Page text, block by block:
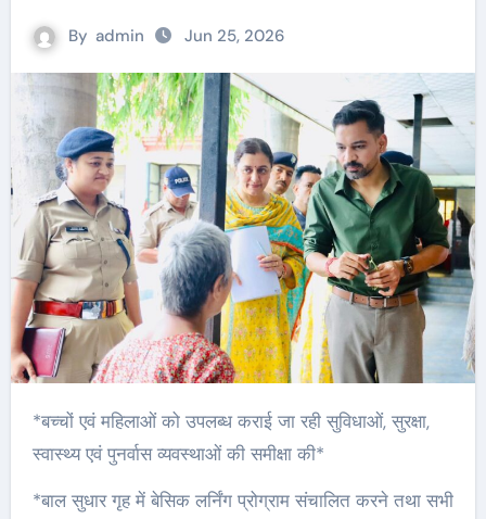
By admin Jun 25, 2026
*बच्चों एवं महिलाओं को उपलब्ध कराई जा रही सुविधाओं, सुरक्षा,
स्वास्थ्य एवं पुनर्वास व्यवस्थाओं की समीक्षा की*
*बाल सुधार गृह में बेसिक लर्निंग प्रोग्राम संचालित करने तथा सभी